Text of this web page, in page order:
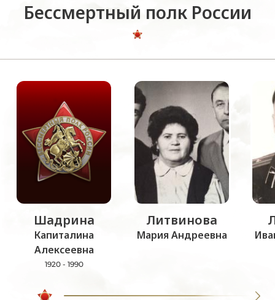
Бессмертный полк России
Шадрина
Капиталина
Алексеевна
1920 - 1990
Литвинова
Мария Андреевна